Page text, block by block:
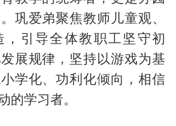
巩爱弟聚焦教师儿童观、
，引导全体教职工坚守初
展规律，坚持以游戏为基
学化、功利化倾向，相信
的学习者。